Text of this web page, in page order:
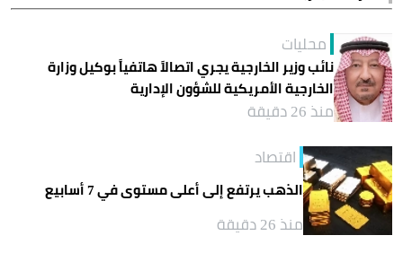
محليات
نائب وزير الخارجية يجري اتصالاً هاتفياً بوكيل وزارة
الخارجية الأمريكية للشؤون الإدارية
منذ 26 دقيقة
اقتصاد
الذهب يرتفع إلى أعلى مستوى في 7 أسابيع
منذ 26 دقيقة